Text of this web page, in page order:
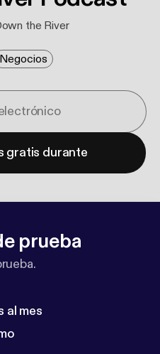
the River
Negocios
gratis durante
prueba
al mes